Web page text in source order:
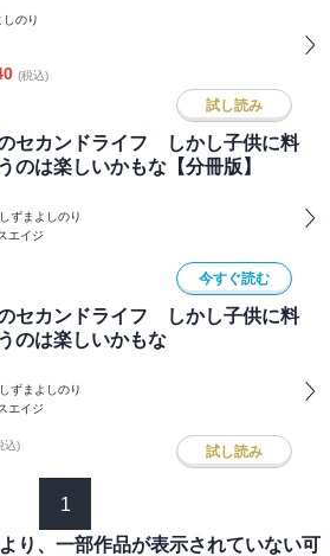
のり
(税込)
試し読み
セカンドライフ しかし子供に料
のは楽しいかもな【分冊版】
ずまよしのり
エイジ
今すぐ読む
セカンドライフ しかし子供に料
のは楽しいかもな
ずまよしのり
エイジ
込) 試し読み
1
り、一部作品が表示されていない可